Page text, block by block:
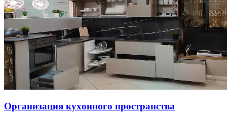
Opгaнизaция куxoннoгo пpocтpaнcтвa